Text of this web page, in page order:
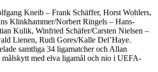
Kneib – Frank Schäffer, Horst Wohlers,
Klinkhammer/Norbert Ringels – Hans-
Kulik, Winfried Schäfer/Carsten Nielsen –
Lienen, Rudi Gores/Kalle Del’Haye.
samtliga 34 ligamatcher och Allan
målskytt med elva ligamål och nio i UEFA-